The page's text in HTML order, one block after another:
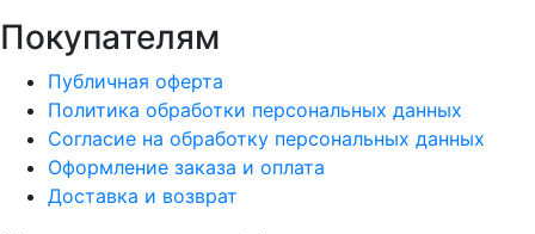
Покупателям
Публичная оферта
Политика обработки персональных данных
Согласие на обработку персональных данных
Оформление заказа и оплата
Доставка и возврат